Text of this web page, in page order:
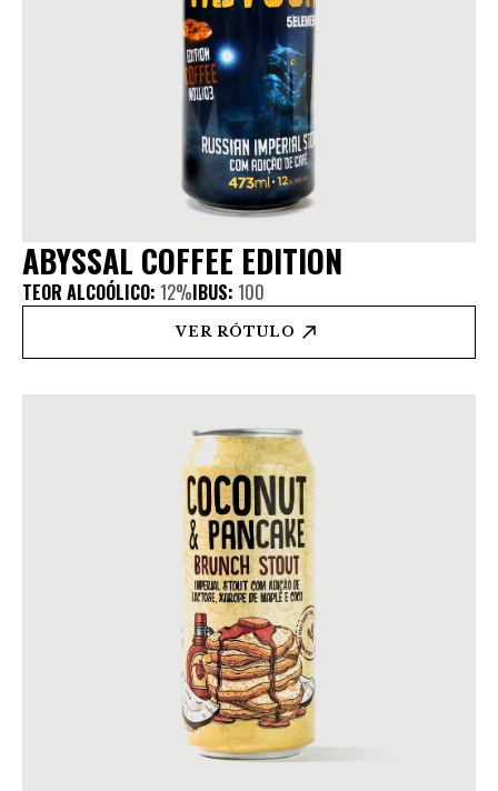
ABYSSAL COFFEE EDITION
TEOR ALCOÓLICO: 12%IBUS: 100
VER RÓTULO